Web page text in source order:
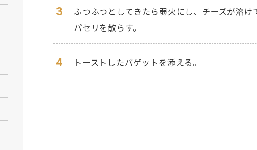
3
ふつふつとしてきたら弱火にし、チーズが溶け
パセリを散らす。
4 トーストしたバゲットを添える。